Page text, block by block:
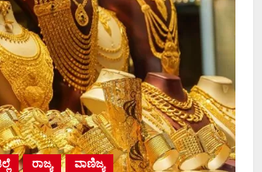
ರಾಜ್ಯ ವಾಣಿಜ್ಯ